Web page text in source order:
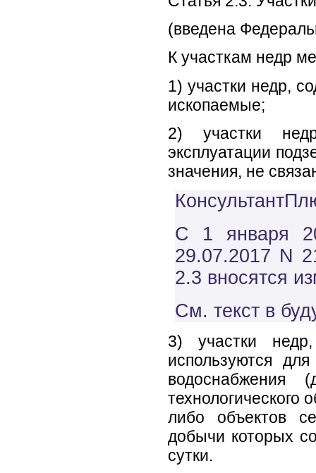
(введена
К участкам недр
1) участки недр,
ископаемые;
2) участки
эксплуатации
значения, не
С 1 января
29.07.2017 N
2.3 вносятся
См. текст в
3) участки
используются
водоснабжения
технологического
либо объектов
добычи которых
сутки.